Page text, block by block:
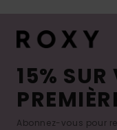
15% SUR
Abonnez-vous pour